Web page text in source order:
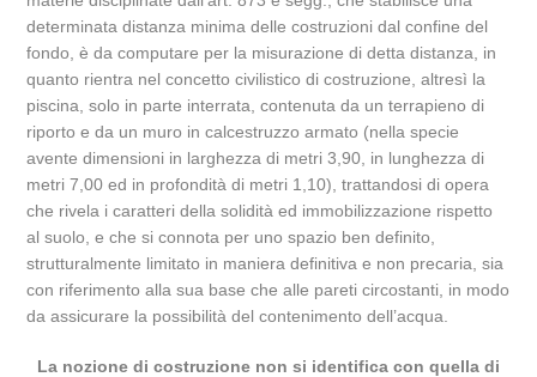
determinata distanza minima delle costruzioni dal confine del
fondo, è da computare per la misurazione di detta distanza, in
quanto rientra nel concetto civilistico di costruzione, altresì la
piscina, solo in parte interrata, contenuta da un terrapieno di
riporto e da un muro in calcestruzzo armato (nella specie
avente dimensioni in larghezza di metri 3,90, in lunghezza di
metri 7,00 ed in profondità di metri 1,10), trattandosi di opera
che rivela i caratteri della solidità ed immobilizzazione rispetto
al suolo, e che si connota per uno spazio ben definito,
strutturalmente limitato in maniera definitiva e non precaria, sia
con riferimento alla sua base che alle pareti circostanti, in modo
da assicurare la possibilità del contenimento dell’acqua.
La nozione di costruzione non si identifica con quella di